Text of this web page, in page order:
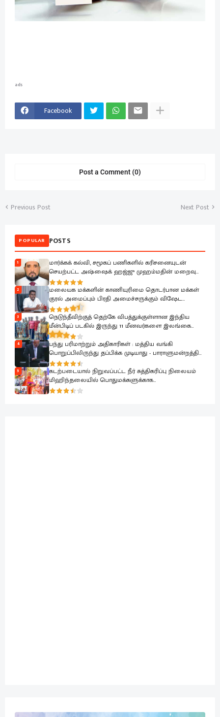
ads
Facebook
Post a Comment (0)
Previous Post Next Post
POPULAR POSTS
1
மார்க்கக் கல்வி, சமூகப் பணிகளில் கரிசனையுடன்
செயற்பட்ட அஷ்ஷைக் ஹஜ்ஜு முஹம்மதின் மறைவு
பேரிழப்பாகும்; அம்பாறை மாவட்ட ஜம்இய்யத்துல் உலமா
ஆழ்ந்த கவலை.!
2
மலையக மக்களின் காணியுரிமை தொடர்பான மக்கள்
குரல் அமைப்பும் பிரதி அமைச்சருக்கும் விஷேட
கலந்துரையாடல்
3
நெடுந்தீவிற்குத் தெற்கே விபத்துக்குள்ளான இந்திய
மீன்பிடிப் படகில் இருந்து 11 மீனவர்களை இலங்கை
கடற்படை பாதுகாப்பாக மீட்டது
4
பந்து பரிமாற்றும் அதிகாரிகள் : மத்திய வங்கி
பொறுப்பிலிருந்து தப்பிக்க முடியாது - பாராளுமன்றத்தில்
ரவூப் ஹக்கீம் ஆவேசம்
5
கடற்படையால் நிறுவப்பட்ட நீர் சுத்திகரிப்பு நிலையம்
மிஹிந்தலையில் பொதுமக்களுக்காக
கையளிக்கப்பட்டது